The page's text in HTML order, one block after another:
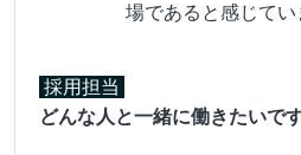
場であると感じてい
採用担当
どんな人と一緒に働きたいで